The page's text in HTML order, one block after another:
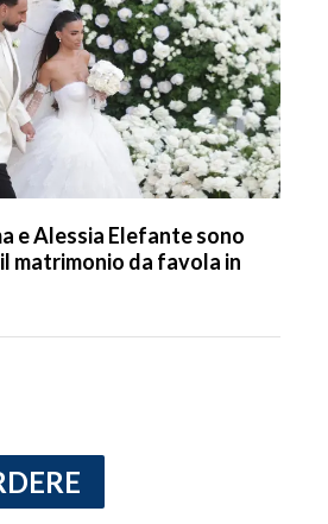
e Alessia Elefante sono
matrimonio da favola in